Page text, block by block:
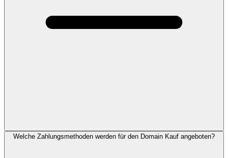
Welche Zahlungsmethoden werden für den Domain Kauf angeboten?